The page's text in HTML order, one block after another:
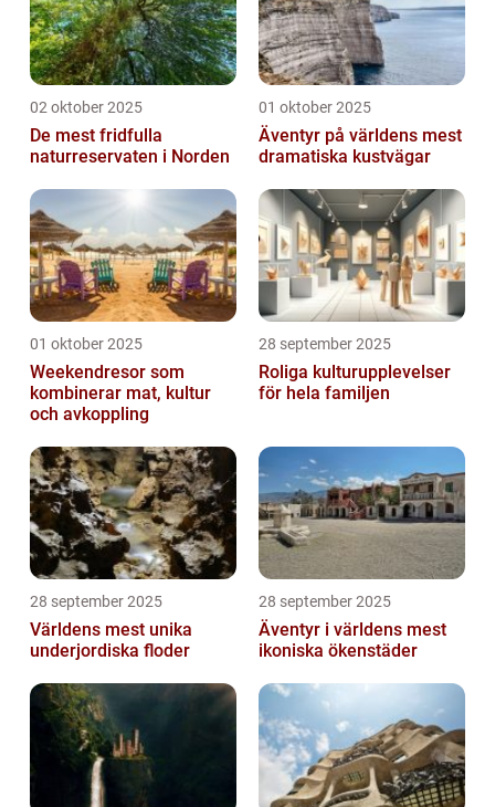
02 oktober 2025
De mest fridfulla
naturreservaten i Norden
01 oktober 2025
Äventyr på världens mest
dramatiska kustvägar
01 oktober 2025
Weekendresor som
kombinerar mat, kultur
och avkoppling
28 september 2025
Roliga kulturupplevelser
för hela familjen
28 september 2025
Världens mest unika
underjordiska floder
28 september 2025
Äventyr i världens mest
ikoniska ökenstäder